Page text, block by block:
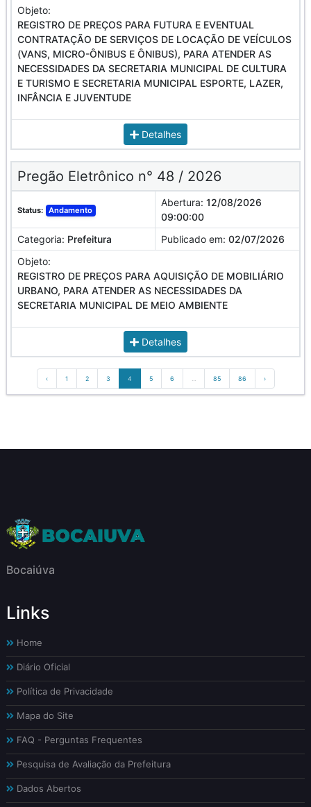
Objeto:
REGISTRO DE PREÇOS PARA FUTURA E EVENTUAL
CONTRATAÇÃO DE SERVIÇOS DE LOCAÇÃO DE VEÍCULOS
(VANS, MICRO-ÔNIBUS E ÔNIBUS), PARA ATENDER AS
NECESSIDADES DA SECRETARIA MUNICIPAL DE CULTURA
E TURISMO E SECRETARIA MUNICIPAL ESPORTE, LAZER,
INFÂNCIA E JUVENTUDE
Detalhes
Pregão Eletrônico n° 48 / 2026
Status: Andamento
Abertura: 12/08/2026
09:00:00
Categoria: Prefeitura Publicado em: 02/07/2026
Objeto:
REGISTRO DE PREÇOS PARA AQUISIÇÃO DE MOBILIÁRIO
URBANO, PARA ATENDER AS NECESSIDADES DA
SECRETARIA MUNICIPAL DE MEIO AMBIENTE
Detalhes
‹ 1 2 3 4 5 6 85 86 ›
Bocaiúva
Links
Home
Diário Oficial
Política de Privacidade
Mapa do Site
FAQ - Perguntas Frequentes
Pesquisa de Avaliação da Prefeitura
Dados Abertos